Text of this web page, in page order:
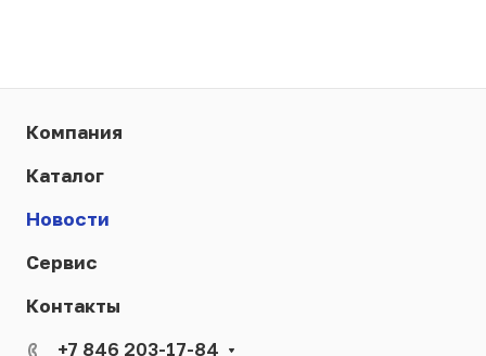
Компания
Каталог
Новости
Сервис
Контакты
+7 846 203-17-84